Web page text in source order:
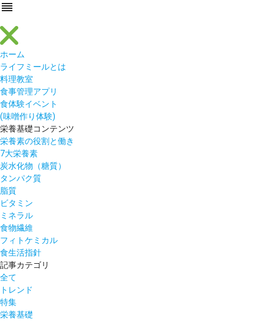
reorder
ホーム
ライフミールとは
料理教室
食事管理アプリ
食体験イベント
(味噌作り体験)
栄養基礎コンテンツ
栄養素の役割と働き
7大栄養素
炭水化物（糖質）
タンパク質
脂質
ビタミン
ミネラル
食物繊維
フィトケミカル
食生活指針
記事カテゴリ
全て
トレンド
特集
栄養基礎